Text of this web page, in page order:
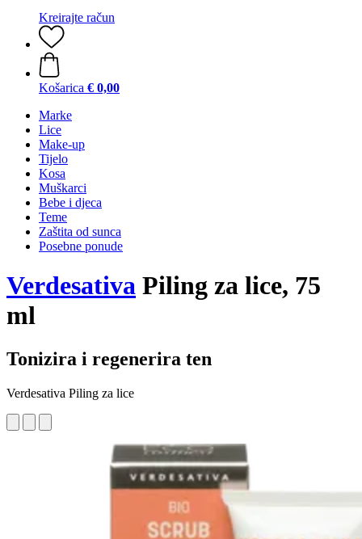
Kreirajte račun
Košarica € 0,00
Marke
Lice
Make-up
Tijelo
Kosa
Muškarci
Bebe i djeca
Teme
Zaštita od sunca
Posebne ponude
Verdesativa Piling za lice, 75
ml
Tonizira i regenerira ten
Verdesativa Piling za lice